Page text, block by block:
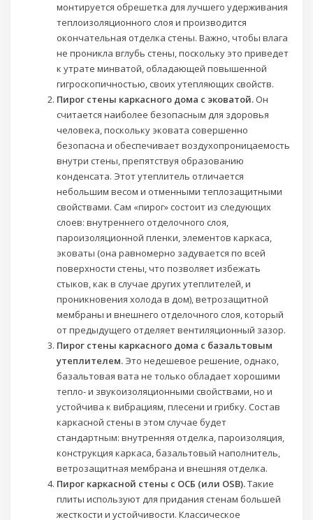
монтируется обрешетка для лучшего удерживания
теплоизоляционного слоя и производится
окончательная отделка стены. Важно, чтобы влага
не проникла вглубь стены, поскольку это приведет
к утрате минватой, обладающей повышенной
гигроскопичностью, своих утепляющих свойств.
Пирог стены каркасного дома с эковатой. Он
считается наиболее безопасным для здоровья
человека, поскольку эковата совершенно
безопасна и обеспечивает воздухопроницаемость
внутри стены, препятствуя образованию
конденсата. Этот утеплитель отличается
небольшим весом и отменными теплозащитными
свойствами. Сам «пирог» состоит из следующих
слоев: внутреннего отделочного слоя,
пароизоляционной пленки, элементов каркаса,
эковаты (она равномерно задувается по всей
поверхности стены, что позволяет избежать
стыков, как в случае других утеплителей, и
проникновения холода в дом), ветрозащитной
мембраны и внешнего отделочного слоя, который
от предыдущего отделяет вентиляционный зазор.
Пирог стены каркасного дома с базальтовым
утеплителем. Это недешевое решение, однако,
базальтовая вата не только обладает хорошими
тепло- и звукоизоляционными свойствами, но и
устойчива к вибрациям, плесени и грибку. Состав
каркасной стены в этом случае будет
стандартным: внутренняя отделка, пароизоляция,
конструкция каркаса, базальтовый наполнитель,
ветрозащитная мембрана и внешняя отделка.
Пирог каркасной стены с ОСБ (или OSB).Такие
плиты используют для придания стенам большей
жесткости и устойчивости. Классическое